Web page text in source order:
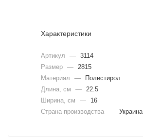
Характеристики
Артикул — 3114
Размер —
2815
Материал
—
Полистирол
Длина, cм
—
22.5
Ширина, cм
—
16
Страна производства — Украина